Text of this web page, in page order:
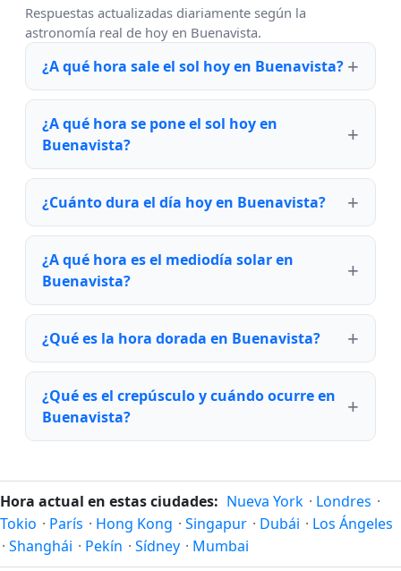
Respuestas actualizadas diariamente según la
astronomía real de hoy en Buenavista.
¿A qué hora sale el sol hoy en Buenavista?
¿A qué hora se pone el sol hoy en
Buenavista?
¿Cuánto dura el día hoy en Buenavista?
¿A qué hora es el mediodía solar en
Buenavista?
¿Qué es la hora dorada en Buenavista?
¿Qué es el crepúsculo y cuándo ocurre en
Buenavista?
Hora actual en estas ciudades: Nueva York · Londres ·
Tokio · París · Hong Kong · Singapur · Dubái · Los Ángeles
· Shanghái · Pekín · Sídney · Mumbai